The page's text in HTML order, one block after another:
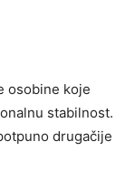
osobine koje
stabilnost.
drugačije